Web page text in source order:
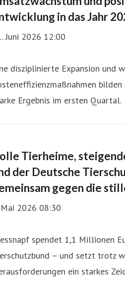
in das Jahr
Juni 2026 12:00
disziplinierte Expansion und
Ergebnis im ersten Quartal.
Tierheime,
der Deutsche
gegen die
2026 08:30
spendet 1,1 Millionen
– und setzt trotz
ein starkes